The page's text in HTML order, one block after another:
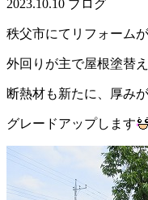
2023.10.10 ブログ
秩父市にてリフォーム
外回りが主で屋根塗替
断熱材も新たに、厚み
グレードアップします